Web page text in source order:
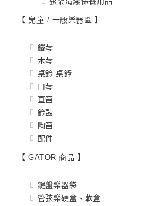
【 兒童 / 一般樂器區 】
鐵琴
木琴
桌鈴 桌鐘
口琴
直笛
鈴鼓
陶笛
配件
【 GATOR 商品 】
鍵盤樂器袋
管弦樂硬盒、軟盒